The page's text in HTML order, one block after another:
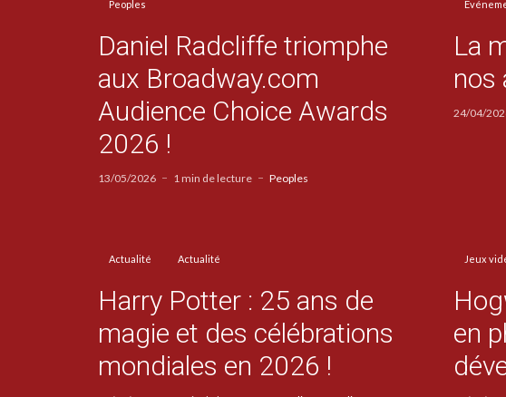
Peoples
Daniel Radcliffe triomphe
aux Broadway.com
Audience Choice Awards
2026 !
13/05/2026 1 min de lecture Peoples
La
nos
24/04/
Actualité Actualité
Harry Potter : 25 ans de
magie et des célébrations
mondiales en 2026 !
Jeux
en